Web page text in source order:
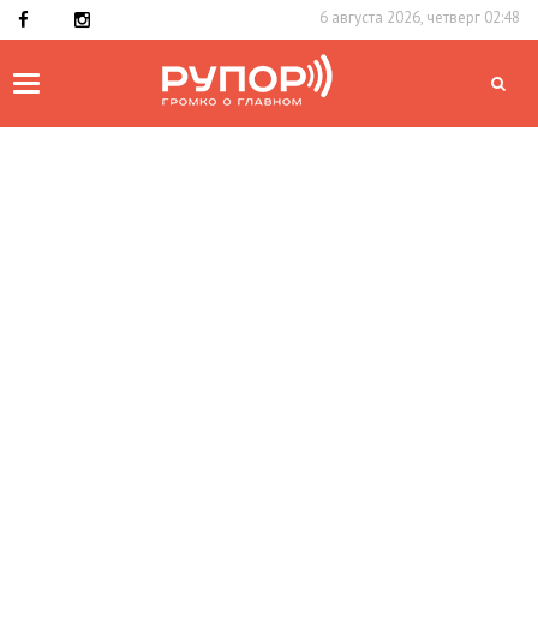
6 августа 2026, четверг 02:48
Toggle